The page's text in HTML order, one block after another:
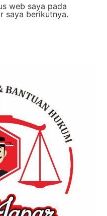
web saya pada
saya berikutnya.